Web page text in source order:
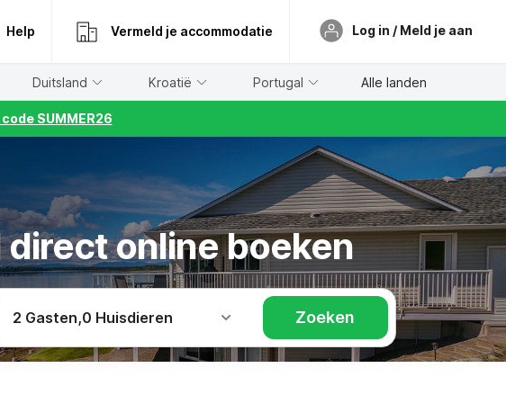
Help Vermeld je accommodatie Log in / Meld je aan
Duitsland Kroatië Portugal Alle landen
SUMMER26
online boeken
2 Gasten,0 Huisdieren Zoeken